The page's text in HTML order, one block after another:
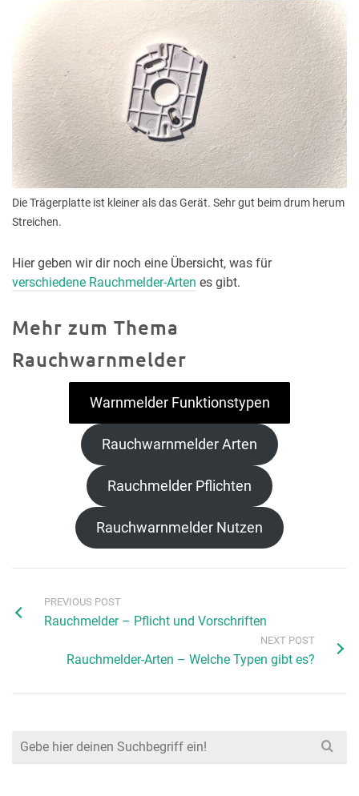
Die Trägerplatte ist kleiner als das Gerät. Sehr gut beim drum herum
Streichen.
Hier geben wir dir noch eine Übersicht, was für
verschiedene Rauchmelder-Arten es gibt.
Mehr zum Thema
Rauchwarnmelder
Warnmelder Funktionstypen
Rauchwarnmelder Arten
Rauchmelder Pflichten
Rauchwarnmelder Nutzen
PREVIOUS POST
Rauchmelder – Pflicht und Vorschriften
NEXT POST
Rauchmelder-Arten – Welche Typen gibt es?
Search